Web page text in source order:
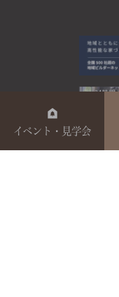
イベント・見学会